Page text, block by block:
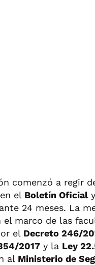
comenzó a regir
el Boletín Oficial
24 meses. La
el marco de las
el Decreto 246/
2017 y la Ley
al Ministerio de